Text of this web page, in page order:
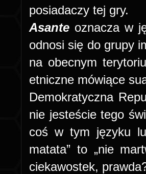
posiadaczy tej gry.
Asante oznacza w
odnosi się do grupy
na obecnym
etniczne mówiące
Demokratyczna
nie jesteście tego
coś w tym języku
matata” to „nie
ciekawostek,